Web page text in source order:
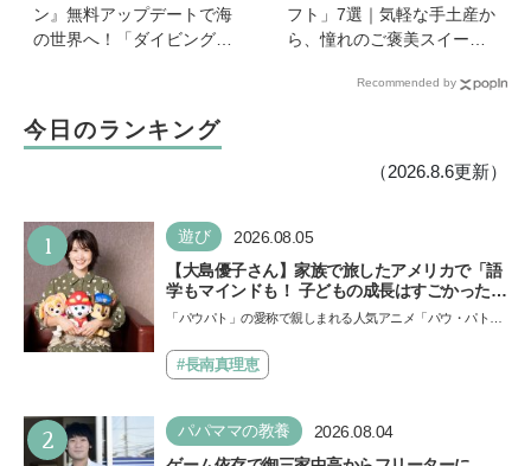
ン』無料アップデートで海
の世界へ！「ダイビング」
フト」7選｜気軽な手土産か
ら、憧れのご褒美スイーツ
Recommended by
今日のランキング
（2026.8.6更新）
1 遊び 2026.08.05
【大島優子さん】家族で旅したアメリカで「語
学もマインドも！ 子どもの成長はすごかった」
声優をつとめた映画『パウ・パトロール ザ・ダ
できると子どもに知ってほしい
「パウパト」の愛称で親しまれる人気アニメ「パウ・パトロ
ザ…
#長南真理恵
2 パパママの教養 2026.08.04